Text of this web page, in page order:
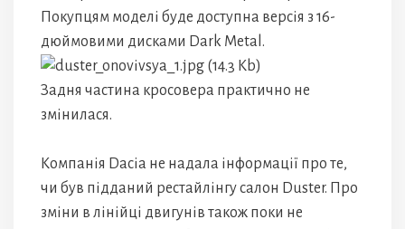
Покупцям моделі буде доступна версія з 16-
дюймовими дисками Dark Metal.
Задня частина кросовера практично не
змінилася.
Компанія Dacia не надала інформації про те,
чи був підданий рестайлінгу салон Duster. Про
зміни в лінійці двигунів також поки не